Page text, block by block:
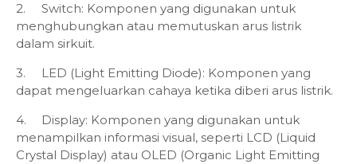
2.
Switch: Komponen yang digunakan untuk
menghubungkan atau memutuskan arus listrik
dalam sirkuit.
3.
LED (Light Emitting Diode): Komponen yang
dapat mengeluarkan cahaya ketika diberi arus listrik.
4.
Display: Komponen yang digunakan untuk
menampilkan informasi visual, seperti LCD (Liquid
Crystal Display) atau OLED (Organic Light Emitting